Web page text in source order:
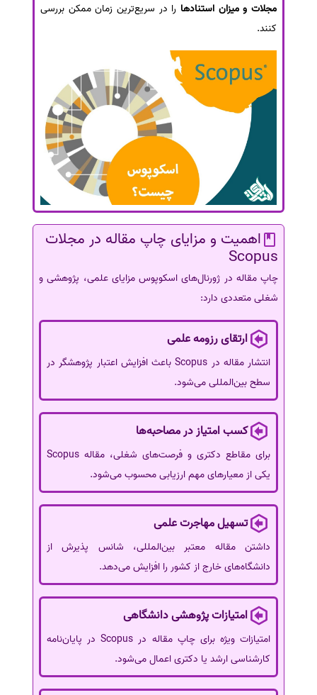
مجلات و میزان استنادها را در سریع‌ترین زمان ممکن بررسی
کنند.
اهمیت و مزایای چاپ مقاله در مجلات
Scopus
چاپ مقاله در ژورنال‌های اسکوپوس مزایای علمی، پژوهشی و
شغلی متعددی دارد:
ارتقای رزومه علمی
انتشار مقاله در Scopus باعث افزایش اعتبار پژوهشگر در
سطح بین‌المللی می‌شود.
کسب امتیاز در مصاحبه‌ها
برای مقاطع دکتری و فرصت‌های شغلی، مقاله Scopus
یکی از معیارهای مهم ارزیابی محسوب می‌شود.
تسهیل مهاجرت علمی
داشتن مقاله معتبر بین‌المللی، شانس پذیرش از
دانشگاه‌های خارج از کشور را افزایش می‌دهد.
امتیازات پژوهشی دانشگاهی
امتیازات ویژه برای چاپ مقاله در Scopus در پایان‌نامه
کارشناسی ارشد یا دکتری اعمال می‌شود.